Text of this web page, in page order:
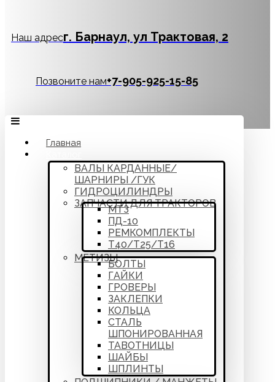
Наш адресг. Барнаул, ул Трактовая, 2
Позвоните нам‪+7-905-925-15-85
Главная
ВАЛЫ КАРДАННЫЕ/
ШАРНИРЫ /ГУК
ГИДРОЦИЛИНДРЫ
ЗАПЧАСТИ ДЛЯ ТРАКТОРОВ
МТЗ
ПД-10
РЕМКОМПЛЕКТЫ
Т40/Т25/Т16
МЕТИЗЫ
БОЛТЫ
ГАЙКИ
ГРОВЕРЫ
ЗАКЛЕПКИ
КОЛЬЦА
СТАЛЬ
ШПОНИРОВАННАЯ
ТАВОТНИЦЫ
ШАЙБЫ
ШПЛИНТЫ